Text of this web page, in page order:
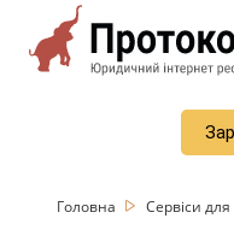
Головна Сервіси